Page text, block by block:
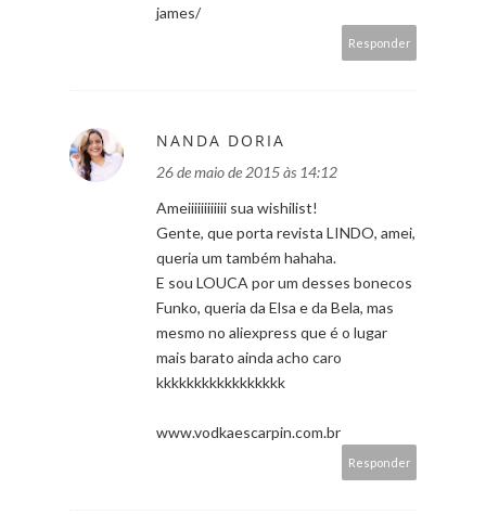
james/
Responder
NANDA DORIA
26 de maio de 2015 às 14:12
Ameiiiiiiiiiiii sua wishilist!
Gente, que porta revista LINDO, amei,
queria um também hahaha.
E sou LOUCA por um desses bonecos
Funko, queria da Elsa e da Bela, mas
mesmo no aliexpress que é o lugar
mais barato ainda acho caro
kkkkkkkkkkkkkkkkk
www.vodkaescarpin.com.br
Responder